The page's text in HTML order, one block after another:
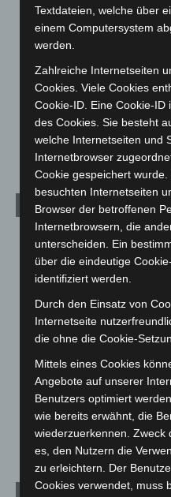
6. August 2026
Region Hannover: 21 neue
5. August 2026
Mann läuft mit
Zeugen
5. August 2026
Kategorien
Blaulicht
Corona-News
Hannover und Region
Langenhagen und Ortsteile
Leserbriefe
Menschen
Über uns
Veranstaltungen
Welt
Textdateien, welche über
einem Computersystem
werden.
Zahlreiche Internetseiten
Cookies. Viele Cookies
Cookie-ID. Eine Cookie-ID
des Cookies. Sie besteht
welche Internetseiten und
Internetbrowser
Cookie gespeichert
besuchten Internetseiten
Browser der betroffenen
Internetbrowsern, die
unterscheiden. Ein
über die eindeutige
identifiziert werden.
Durch den Einsatz von
Internetseite
die ohne die Cookie-
Mittels eines Cookies
Angebote auf unserer
Benutzers optimiert
wie bereits erwähnt, die
wiederzuerkennen. Zweck
es, den Nutzern die
zu erleichtern. Der
Cookies verwendet, muss